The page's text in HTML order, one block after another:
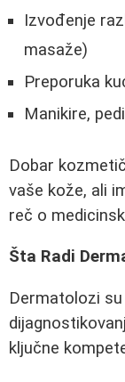
Izvođenje
masaže)
Preporuka
Manikire,
Dobar
vaše kože, ali
reč o
Šta Radi
Dermatolozi
ključne